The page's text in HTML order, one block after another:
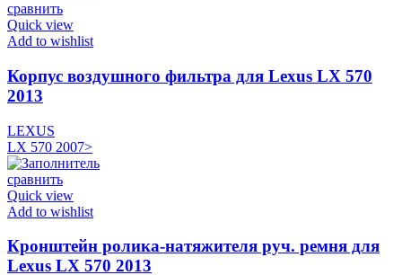
сравнить
Quick view
Add to wishlist
Корпус воздушного фильтра для Lexus LX 570
2013
LEXUS
LX 570 2007>
сравнить
Quick view
Add to wishlist
Кронштейн ролика-натяжителя руч. ремня для
Lexus LX 570 2013